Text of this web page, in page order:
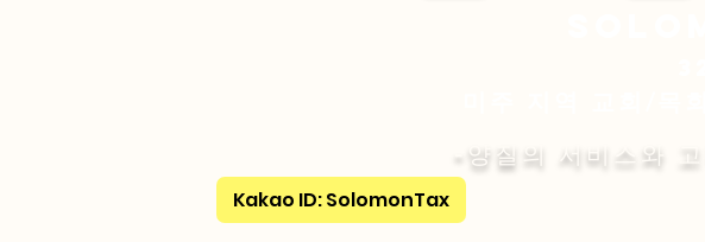
-양질의 서비스와
Kakao ID: SolomonTax